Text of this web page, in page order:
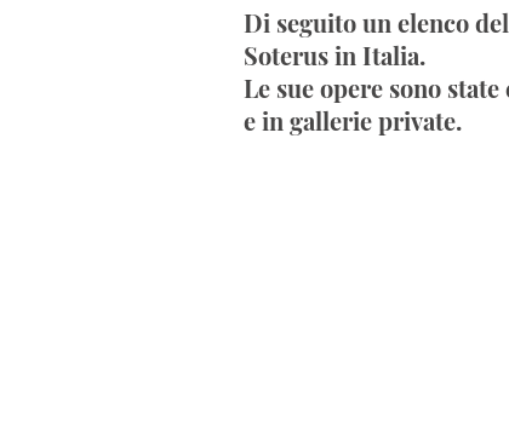
Di seguito un elenco
Soterus in Italia.
Le sue opere sono
e in gallerie private.